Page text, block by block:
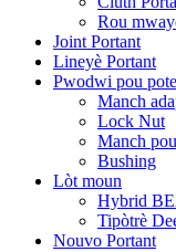
Rou
Joint Portant
Lineyè Portant
Pwodwi pou pote
Manch
Lock Nut
Manch
Bushing
Lòt moun
Hybrid
Tipòtrè
Nouvo Portant